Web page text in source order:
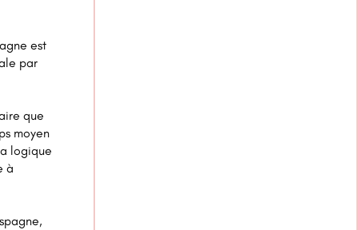
est
par
que
moyen
logique
à